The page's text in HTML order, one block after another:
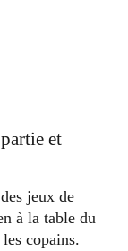
et
jeux de
à la table du
copains.